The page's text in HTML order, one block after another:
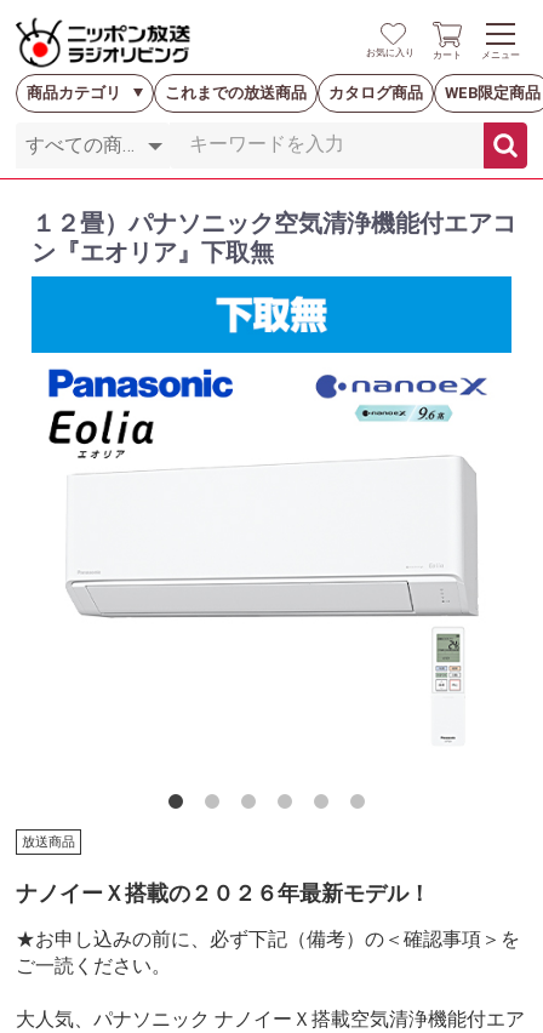
お気に入り カート メニュー
商品カテゴリ これまでの放送商品 カタログ商品 WEB限定商品
１２畳）パナソニック空気清浄機能付エアコ
ン『エオリア』下取無
放送商品
ナノイーＸ搭載の２０２６年最新モデル！
★お申し込みの前に、必ず下記（備考）の＜確認事項＞を
ご一読ください。
大人気、パナソニック ナノイーＸ搭載空気清浄機能付エア